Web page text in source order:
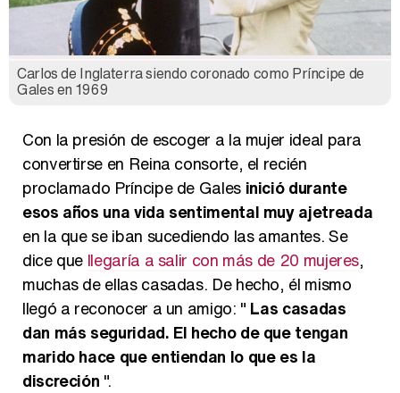
Carlos de Inglaterra siendo coronado como Príncipe de
Gales en 1969
Con la presión de escoger a la mujer ideal para
convertirse en Reina consorte, el recién
proclamado Príncipe de Gales inició durante
esos años una vida sentimental muy ajetreada
en la que se iban sucediendo las amantes. Se
dice que llegaría a salir con más de 20 mujeres,
muchas de ellas casadas. De hecho, él mismo
llegó a reconocer a un amigo: " Las casadas
dan más seguridad. El hecho de que tengan
marido hace que entiendan lo que es la
discreción ".